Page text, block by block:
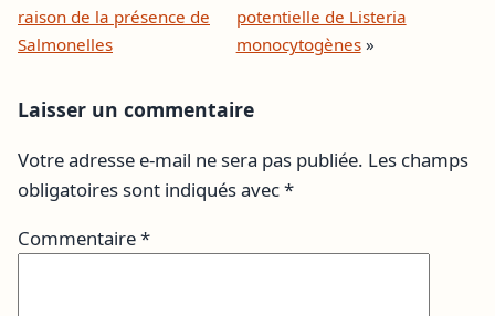
raison de la présence de
Salmonelles
potentielle de Listeria
monocytogènes»
Laisser un commentaire
Votre adresse e-mail ne sera pas publiée. Les champs
obligatoires sont indiqués avec*
Commentaire*